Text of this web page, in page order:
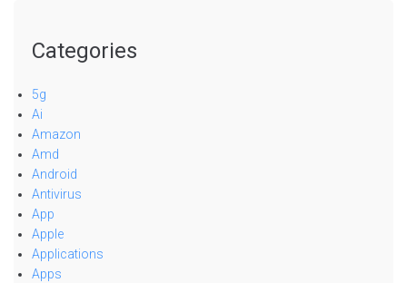
Categories
5g
Ai
Amazon
Amd
Android
Antivirus
App
Apple
Applications
Apps